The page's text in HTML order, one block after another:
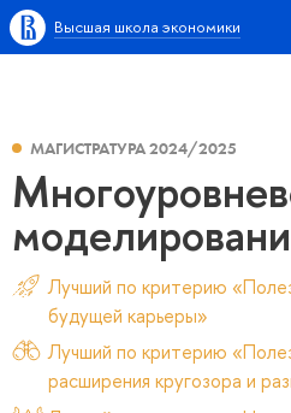
Высшая школа экономики
МАГИСТРАТУРА 2024/2025
Лучший по критерию
будущей карьеры»
Лучший по критерию
расширения кругозора и